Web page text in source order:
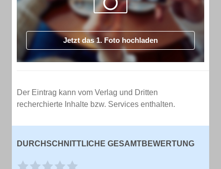
Jetzt das 1. Foto hochladen
Der Eintrag kann vom Verlag und Dritten
recherchierte Inhalte bzw. Services enthalten.
DURCHSCHNITTLICHE GESAMTBEWERTUNG